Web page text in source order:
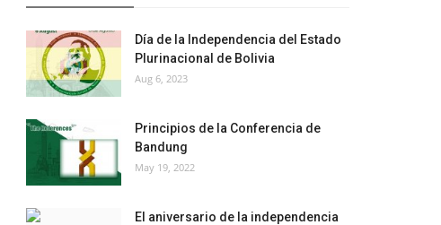
Día de la Independencia del Estado
Plurinacional de Bolivia
Aug 6, 2023
Principios de la Conferencia de
Bandung
May 19, 2022
El aniversario de la independencia